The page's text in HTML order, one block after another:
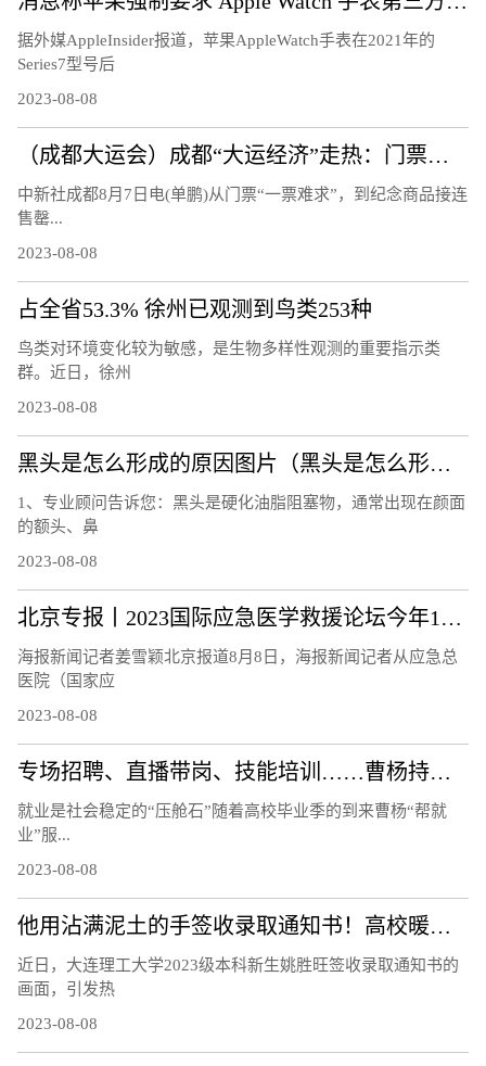
据外媒AppleInsider报道，苹果AppleWatch手表在2021年的
Series7型号后
2023-08-08
（成都大运会）成都“大运经济”走热：门票周边热销 “溢出效应”显著
中新社成都8月7日电(单鹏)从门票“一票难求”，到纪念商品接连
售罄...
2023-08-08
占全省53.3% 徐州已观测到鸟类253种
鸟类对环境变化较为敏感，是生物多样性观测的重要指示类
群。近日，徐州
2023-08-08
黑头是怎么形成的原因图片（黑头是怎么形成的）
1、专业顾问告诉您：黑头是硬化油脂阻塞物，通常出现在颜面
的额头、鼻
2023-08-08
北京专报丨2023国际应急医学救援论坛今年10月举办
海报新闻记者姜雪颖北京报道8月8日，海报新闻记者从应急总
医院（国家应
2023-08-08
专场招聘、直播带岗、技能培训……曹杨持续打造“15分钟就业服务示范圈”！
就业是社会稳定的“压舱石”随着高校毕业季的到来曹杨“帮就
业”服...
2023-08-08
他用沾满泥土的手签收录取通知书！高校暖心回应
近日，大连理工大学2023级本科新生姚胜旺签收录取通知书的
画面，引发热
2023-08-08